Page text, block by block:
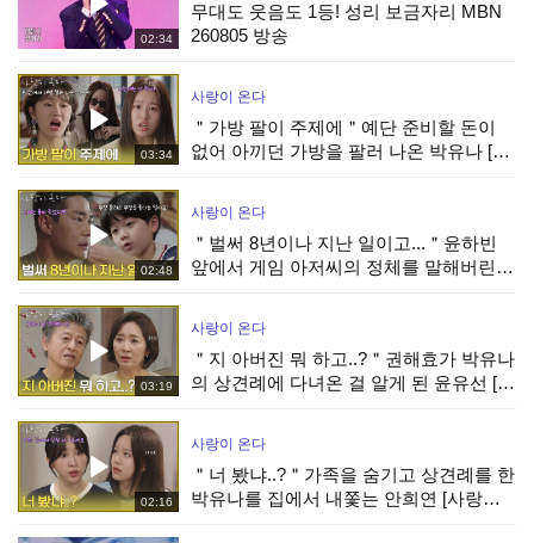
02:34
무대도 웃음도 1등! 성리 보금자리 MBN
260805 방송
03:34
사랑이 온다
＂가방 팔이 주제에＂예단 준비할 돈이
없어 아끼던 가방을 팔러 나온 박유나 [사
02:48
사랑이 온다
＂벌써 8년이나 지난 일이고...＂윤하빈
앞에서 게임 아저씨의 정체를 말해버린
03:19
사랑이 온다
＂지 아버진 뭐 하고..?＂권해효가 박유나
의 상견례에 다녀온 걸 알게 된 윤유선 [사
02:16
사랑이 온다
＂너 봤냐..?＂가족을 숨기고 상견례를 한
박유나를 집에서 내쫓는 안희연 [사랑이